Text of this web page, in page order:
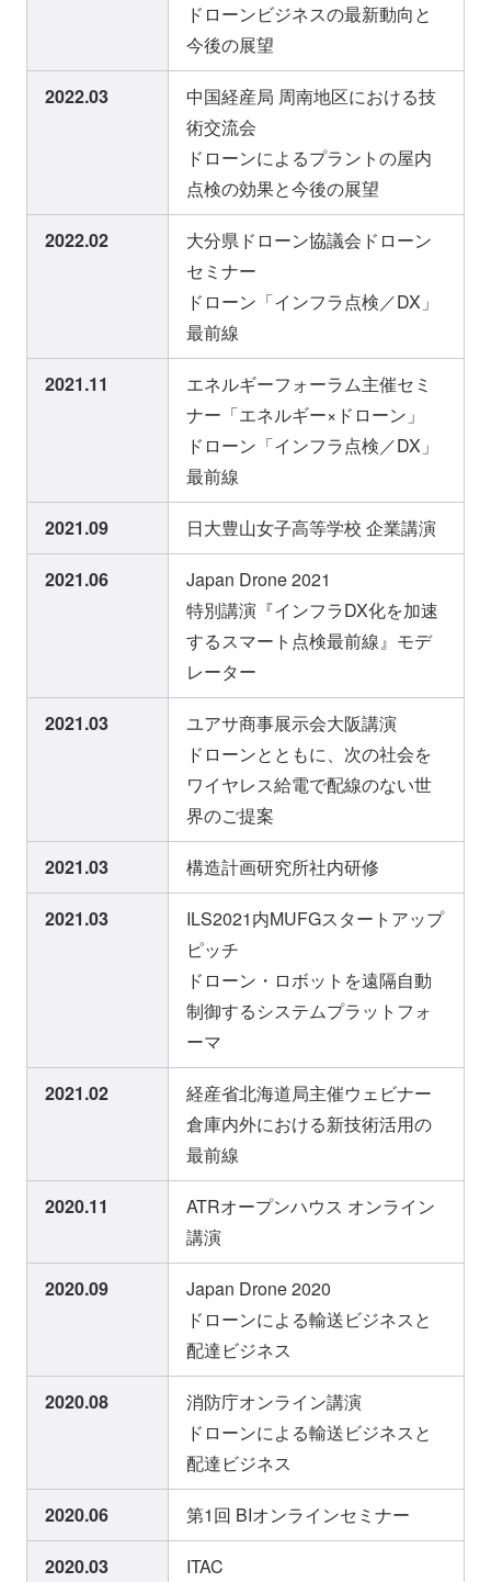
ドローンビジネスの最新動向と
今後の展望
2022.03
中国経産局 周南地区における技
術交流会
ドローンによるプラントの屋内
点検の効果と今後の展望
2022.02
大分県ドローン協議会ドローン
セミナー
ドローン「インフラ点検／DX」
最前線
2021.11
エネルギーフォーラム主催セミ
ナー「エネルギー×ドローン」
ドローン「インフラ点検／DX」
最前線
2021.09 日大豊山女子高等学校 企業講演
2021.06
Japan Drone 2021
特別講演『インフラDX化を加速
するスマート点検最前線』モデ
レーター
2021.03
ユアサ商事展示会大阪講演
ドローンとともに、次の社会を
ワイヤレス給電で配線のない世
界のご提案
2021.03 構造計画研究所社内研修
2021.03
ILS2021内MUFGスタートアップ
ピッチ
ドローン・ロボットを遠隔自動
制御するシステムプラットフォ
ーマ
2021.02
経産省北海道局主催ウェビナー
倉庫内外における新技術活用の
最前線
2020.11
ATRオープンハウス オンライン
講演
2020.09
Japan Drone 2020
ドローンによる輸送ビジネスと
配達ビジネス
2020.08
消防庁オンライン講演
ドローンによる輸送ビジネスと
配達ビジネス
2020.06 第1回 BIオンラインセミナー
2020.03 ITAC